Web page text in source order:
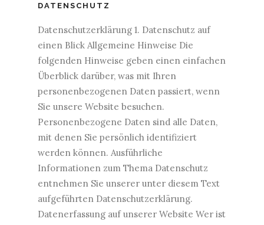
DATENSCHUTZ
Datenschutzerklärung 1. Datenschutz auf
einen Blick Allgemeine Hinweise Die
folgenden Hinweise geben einen einfachen
Überblick darüber, was mit Ihren
personenbezogenen Daten passiert, wenn
Sie unsere Website besuchen.
Personenbezogene Daten sind alle Daten,
mit denen Sie persönlich identifiziert
werden können. Ausführliche
Informationen zum Thema Datenschutz
entnehmen Sie unserer unter diesem Text
aufgeführten Datenschutzerklärung.
Datenerfassung auf unserer Website Wer ist